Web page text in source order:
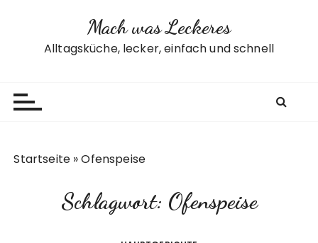
Mach was Leckeres
Alltagsküche, lecker, einfach und schnell
Startseite »Ofenspeise
Schlagwort: Ofenspeise